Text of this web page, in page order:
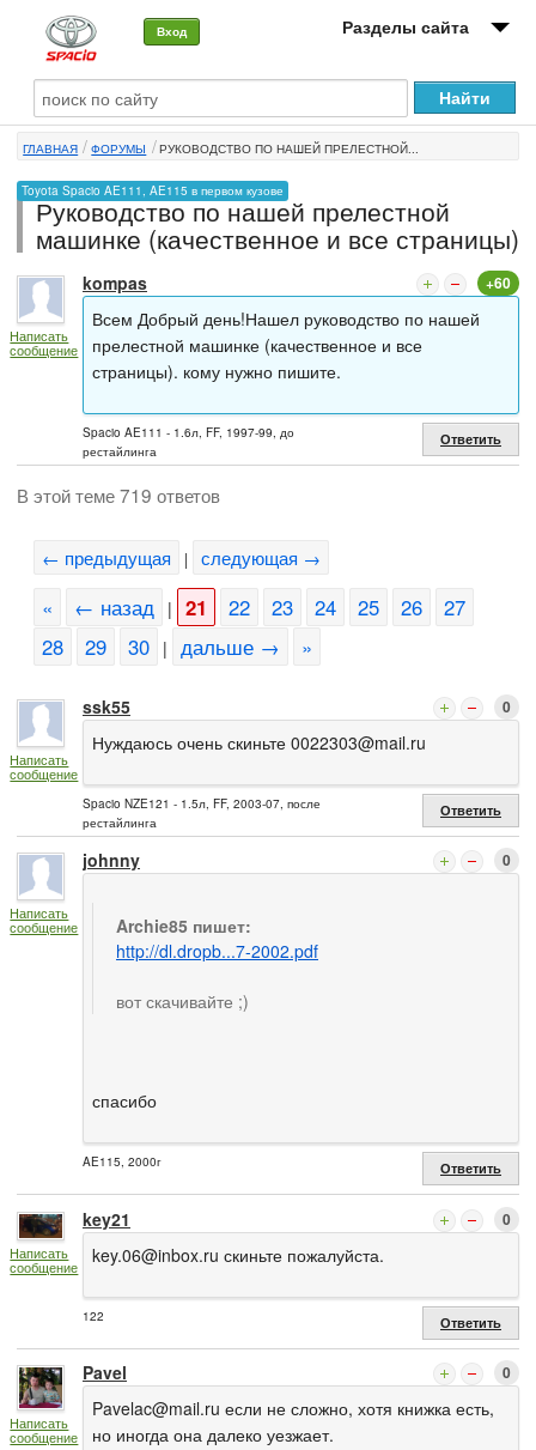
Вход Разделы сайта
О машине
Автоклуб
Форумы
Сервисы и услуги
Новости
ГЛАВНАЯ ФОРУМЫ РУКОВОДСТВО ПО НАШЕЙ ПРЕЛЕСТНОЙ...
Toyota Spacio AE111, AE115 в первом кузове
Руководство по нашей прелестной
машинке (качественное и все страницы)
Написать
сообщение
kompas +60
Всем Добрый день!Нашел руководство по нашей
прелестной машинке (качественное и все
страницы). кому нужно пишите.
Spacio AE111 - 1.6л, FF, 1997-99, до
рестайлинга
Ответить
В этой теме 719 ответов
← предыдущая | следующая →
« ← назад | 21 22 23 24 25 26
27
28
29 30 | дальше → »
Написать
сообщение
ssk55 0
Нуждаюсь очень скиньте 0022303@mail.ru
Spacio NZE121 - 1.5л, FF, 2003-07, после
рестайлинга
Ответить
Написать
сообщение
johnny 0
Archie85 пишет:
http://dl.dropb...7-2002.pdf
вот скачивайте ;)
спасибо
AE115, 2000г Ответить
Написать
сообщение
key21 0
key.06@inbox.ru скиньте пожалуйста.
122 Ответить
Написать
сообщение
Pavel 0
Pavelac@mail.ru если не сложно, хотя книжка есть,
но иногда она далеко уезжает.